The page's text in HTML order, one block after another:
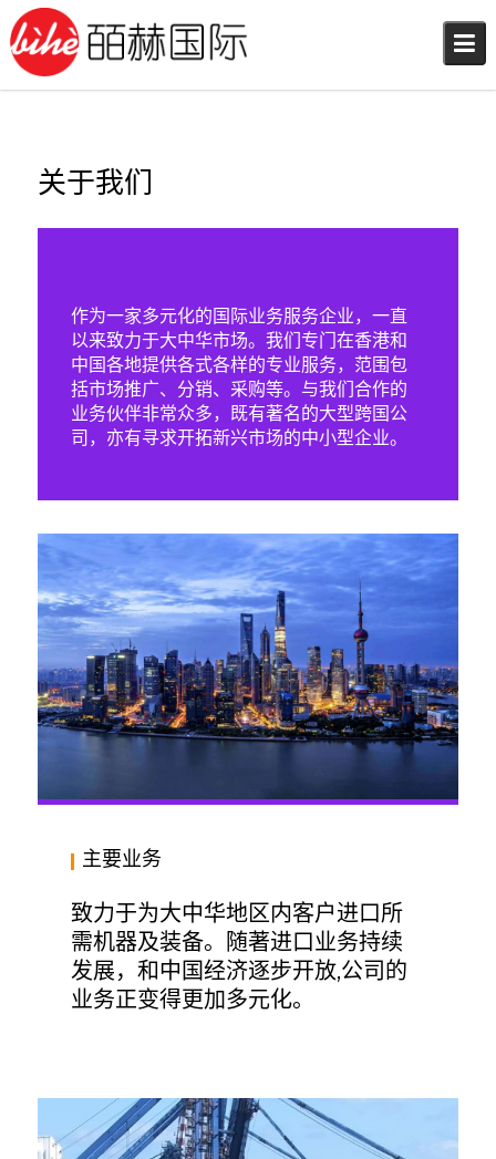
Skip
to
content
关于我们
作为一家多元化的国际业务服务企业，一直
以来致力于大中华市场。我们专门在香港和
中国各地提供各式各样的专业服务，范围包
括市场推广、分销、采购等。与我们合作的
业务伙伴非常众多，既有著名的大型跨国公
司，亦有寻求开拓新兴市场的中小型企业。
主要业务
致力于为大中华地区内客户进口所
需机器及装备。随著进口业务持续
发展，和中国经济逐步开放,公司的
业务正变得更加多元化。